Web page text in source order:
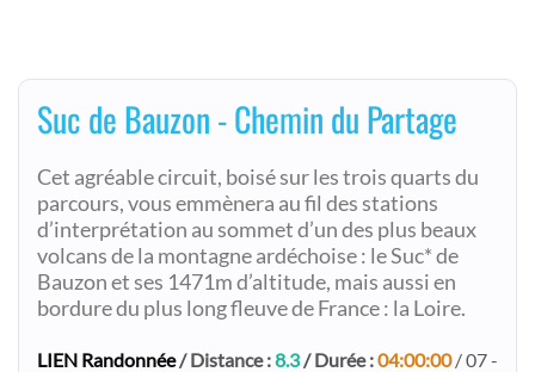
Suc de Bauzon - Chemin du Partage
Cet agréable circuit, boisé sur les trois quarts du
parcours, vous emmènera au fil des stations
d’interprétation au sommet d’un des plus beaux
volcans de la montagne ardéchoise : le Suc* de
Bauzon et ses 1471m d’altitude, mais aussi en
bordure du plus long fleuve de France : la Loire.
LIEN Randonnée/ Distance :8.3/ Durée :04:00:00/ 07 -